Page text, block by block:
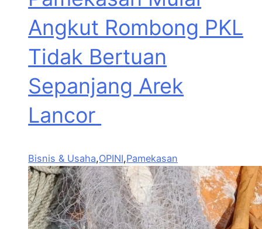
Angkut Rombong PKL
Tidak Bertuan
Sepanjang Arek
Lancor
Bisnis & Usaha,OPINI,Pamekasan